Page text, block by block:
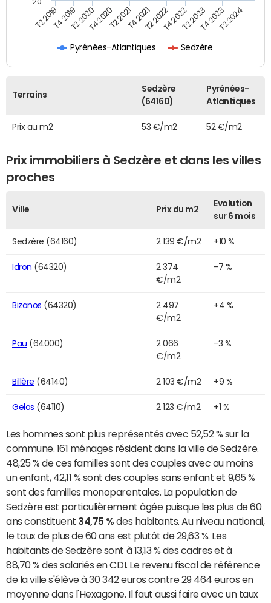
Pyrénées-Atlantiques Sedzère
T2 2019T4 2019T2 2020T4 2020T2 2021T4 2021T2 2022T4 2022T2 2023T4 2023T2 2024
Terrains
Sedzère
(64160)
Pyrénées-
Atlantiques
Prix au m2 53 €/m2 52 €/m2
Prix immobiliers à Sedzère et dans les villes
proches
Ville Prix du m2
Evolution
sur 6 mois
Sedzère (64160) 2 139 €/m2 +10 %
Idron (64320)
2 374
€/m2
-7 %
Bizanos (64320)
2 497
€/m2
+4 %
Pau (64000)
2 066
€/m2
-3 %
Billère (64140) 2 103 €/m2 +9 %
Gelos (64110) 2 123 €/m2 +1 %
Les hommes sont plus représentés avec 52,52 % sur la
commune. 161 ménages résident dans la ville de Sedzère.
48,25 % de ces familles sont des couples avec au moins
un enfant, 42,11 % sont des couples sans enfant et 9,65 %
sont des familles monoparentales. La population de
Sedzère est particulièrement âgée puisque les plus de 60
ans constituent 34,75 % des habitants. Au niveau national,
le taux de plus de 60 ans est plutôt de 29,63 %. Les
habitants de Sedzère sont à 13,13 % des cadres et à
88,70 % des salariés en CDI. Le revenu fiscal de référence
de la ville s'élève à 30 342 euros contre 29 464 euros en
moyenne dans l'Hexagone. Il faut aussi faire avec un taux